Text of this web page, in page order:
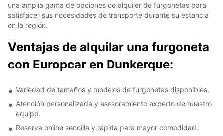
una amplia gama de opciones de alquiler de furgonetas para
satisfacer sus necesidades de transporte durante su estancia
en la región.
Ventajas de alquilar una furgoneta
con Europcar en Dunkerque:
Variedad de tamaños y modelos de furgonetas disponibles.
Atención personalizada y asesoramiento experto de nuestro
equipo.
Reserva online sencilla y rápida para mayor comodidad.